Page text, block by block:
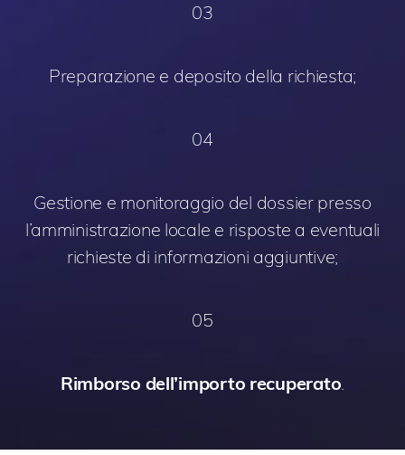
03
Preparazione e deposito della richiesta;
04
Gestione e monitoraggio del dossier presso
l’amministrazione locale e risposte a eventuali
richieste di informazioni aggiuntive;
05
Rimborso dell’importo recuperato.